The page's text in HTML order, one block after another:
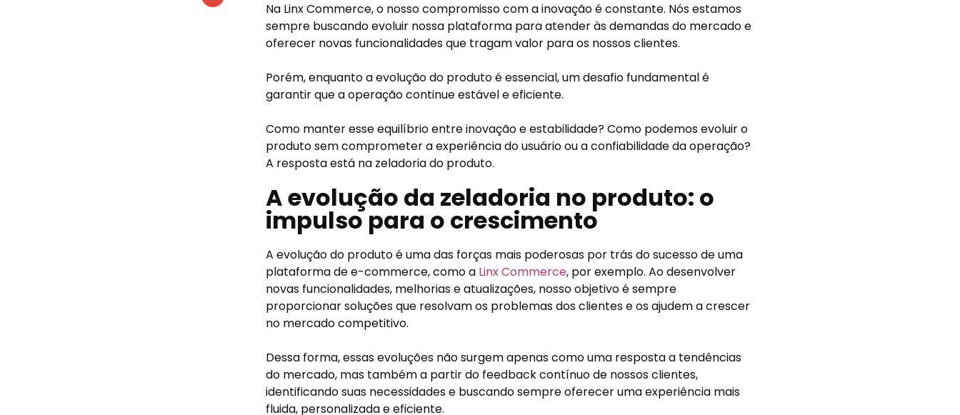
Na Linx Commerce, o nosso compromisso com a inovação é constante. Nós estamos
sempre buscando evoluir nossa plataforma para atender às demandas do mercado e
oferecer novas funcionalidades que tragam valor para os nossos clientes.
Porém, enquanto a evolução do produto é essencial, um desafio fundamental é
garantir que a operação continue estável e eficiente.
Como manter esse equilíbrio entre inovação e estabilidade? Como podemos evoluir o
produto sem comprometer a experiência do usuário ou a confiabilidade da operação?
A resposta está na zeladoria do produto.
A evolução da zeladoria no produto: o
impulso para o crescimento
A evolução do produto é uma das forças mais poderosas por trás do sucesso de uma
plataforma de e-commerce, como a Linx Commerce, por exemplo. Ao desenvolver
novas funcionalidades, melhorias e atualizações, nosso objetivo é sempre
proporcionar soluções que resolvam os problemas dos clientes e os ajudem a crescer
no mercado competitivo.
Dessa forma, essas evoluções não surgem apenas como uma resposta a tendências
do mercado, mas também a partir do feedback contínuo de nossos clientes,
identificando suas necessidades e buscando sempre oferecer uma experiência mais
fluida, personalizada e eficiente.